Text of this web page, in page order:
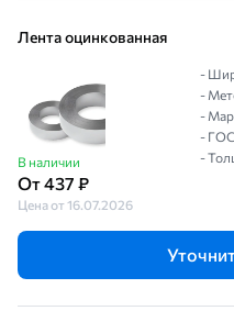
Лента оцинкованная
В наличии
От 437 ₽
Цена от 16.07.2026
-
-
-
-
-